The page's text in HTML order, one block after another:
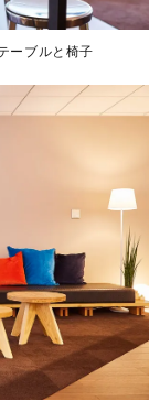
ーブルと椅子